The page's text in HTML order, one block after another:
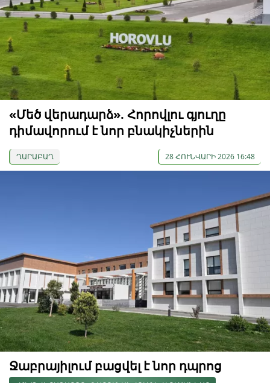
«Մեծ վերադարձ». Հորովլու գյուղը
դիմավորում է նոր բնակիչներին
ՂԱՐԱԲԱՂ 28 ՀՈՒՆՎԱՐԻ 2026 16:48
Ջաբրայիլում բացվել է նոր դպրոց